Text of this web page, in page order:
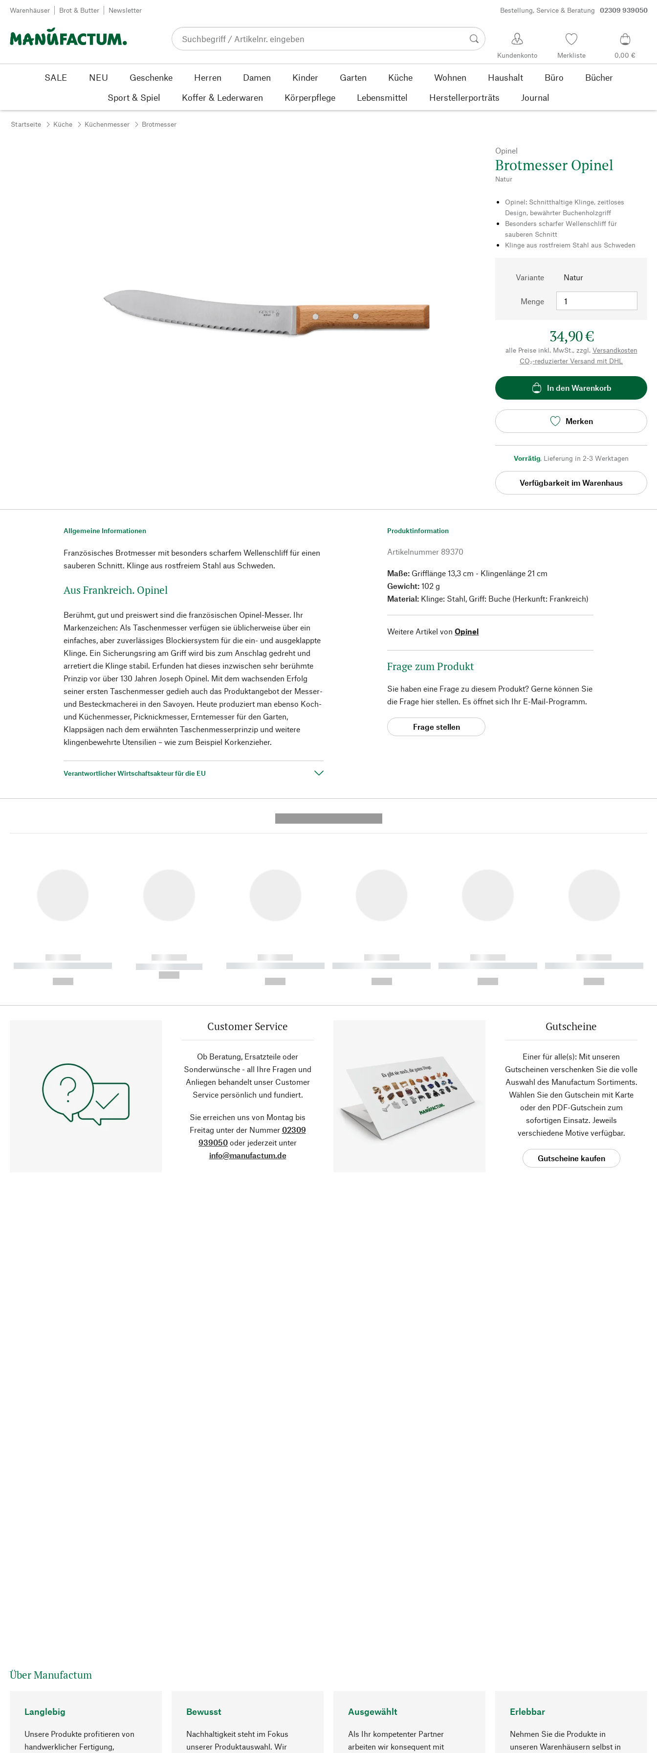
Zum Inhalt springen
Warenhäuser Brot & Butter Newsletter Bestellung, Service & Beratung 02309 939050
Kundenkonto Merkliste 0,00 €
SALE NEU Geschenke Herren Damen Kinder Garten Küche Wohnen Haushalt Büro
Bücher
Sport & Spiel
Koffer & Lederwaren Körperpflege Lebensmittel Herstellerporträts Journal
Startseite Küche Küchenmesser Brotmesser
Opinel
Brotmesser Opinel
Natur
Opinel: Schnitthaltige Klinge, zeitloses
Design, bewährter Buchenholzgriff
Besonders scharfer Wellenschliff für
sauberen Schnitt
Klinge aus rostfreiem Stahl aus Schweden
Variante Natur
Menge
34,90 €
alle Preise inkl. MwSt., zzgl. Versandkosten
CO₂-reduzierter Versand mit DHL
In den Warenkorb
Merken
Vorrätig, Lieferung in 2-3 Werktagen
Verfügbarkeit im Warenhaus
Allgemeine Informationen
Französisches Brotmesser mit besonders scharfem Wellenschliff für einen
sauberen Schnitt. Klinge aus rostfreiem Stahl aus Schweden.
Aus Frankreich. Opinel
Berühmt, gut und preiswert sind die französischen Opinel-Messer. Ihr
Markenzeichen: Als Taschenmesser verfügen sie üblicherweise über ein
einfaches, aber zuverlässiges Blockiersystem für die ein- und ausgeklappte
Klinge. Ein Sicherungsring am Griff wird bis zum Anschlag gedreht und
arretiert die Klinge stabil. Erfunden hat dieses inzwischen sehr berühmte
Prinzip vor über 130 Jahren Joseph Opinel. Mit dem wachsenden Erfolg
seiner ersten Taschenmesser gedieh auch das Produktangebot der Messer-
und Besteckmacherei in den Savoyen. Heute produziert man ebenso Koch-
und Küchenmesser, Picknickmesser, Erntemesser für den Garten,
Klappsägen nach dem erwähnten Taschenmesserprinzip und weitere
klingenbewehrte Utensilien – wie zum Beispiel Korkenzieher.
Verantwortlicher Wirtschaftsakteur für die EU
Produktinformation
Artikelnummer 89370
Maße: Grifflänge 13,3 cm - Klingenlänge 21 cm
Gewicht: 102 g
Material: Klinge: Stahl, Griff: Buche (Herkunft: Frankreich)
Weitere Artikel von Opinel
Frage zum Produkt
Sie haben eine Frage zu diesem Produkt? Gerne können Sie
die Frage hier stellen. Es öffnet sich Ihr E-Mail-Programm.
Frage stellen
------------
----------- ----------- ----------
------------
----------- -----------
------------
----------- ----------- ----------
------------
----------- ----------- ----------
------------
----------- ----------- ----------
------------
----------- ----------- ----------
Customer Service
Ob Beratung, Ersatzteile oder
Sonderwünsche - all Ihre Fragen und
Anliegen behandelt unser Customer
Service persönlich und fundiert.
Sie erreichen uns von Montag bis
Freitag unter der Nummer 02309
939050 oder jederzeit unter
info@manufactum.de
Gutscheine
Einer für alle(s): Mit unseren
Gutscheinen verschenken Sie die volle
Auswahl des Manufactum Sortiments.
Wählen Sie den Gutschein mit Karte
oder den PDF-Gutschein zum
sofortigen Einsatz. Jeweils
verschiedene Motive verfügbar.
Gutscheine kaufen
Über Manufactum
Langlebig
Unsere Produkte profitieren von
handwerklicher Fertigung,
Bewusst
Nachhaltigkeit steht im Fokus
unserer Produktauswahl. Wir
Ausgewählt
Als Ihr kompetenter Partner
arbeiten wir konsequent mit
Erlebbar
Nehmen Sie die Produkte in
unseren Warenhäusern selbst in